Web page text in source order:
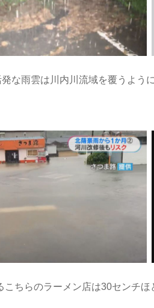
な雨雲は川内川流域を覆うよう
ちらのラーメン店は30センチほ